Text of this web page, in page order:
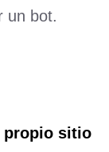
un bot.
propio sitio